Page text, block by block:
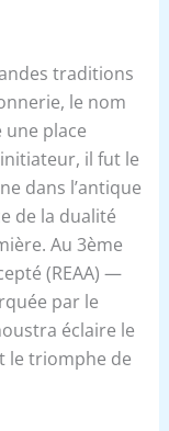
traditions
le nom
place
il fut le
dans l’antique
de la dualité
Au 3ème
(REAA) —
par le
éclaire le
le triomphe de